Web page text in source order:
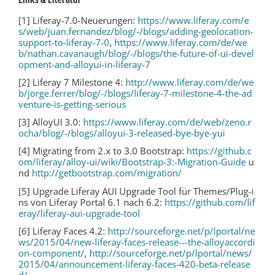
[1] Liferay-7.0-Neuerungen: https://www.liferay.com/e
s/web/juan.fernandez/blog/-/blogs/adding-geolocation-
support-to-liferay-7-0, https://www.liferay.com/de/we
b/nathan.cavanaugh/blog/-/blogs/the-future-of-ui-devel
opment-and-alloyui-in-liferay-7
[2] Liferay 7 Milestone 4: http://www.liferay.com/de/we
b/jorge.ferrer/blog/-/blogs/liferay-7-milestone-4-the-ad
venture-is-getting-serious
[3] AlloyUI 3.0: https://www.liferay.com/de/web/zeno.r
ocha/blog/-/blogs/alloyui-3-released-bye-bye-yui
[4] Migrating from 2.x to 3.0 Bootstrap: https://github.c
om/liferay/alloy-ui/wiki/Bootstrap-3:-Migration-Guide u
nd http://getbootstrap.com/migration/
[5] Upgrade Liferay AUI Upgrade Tool für Themes/Plug-i
ns von Liferay Portal 6.1 nach 6.2: https://github.com/lif
eray/liferay-aui-upgrade-tool
[6] Liferay Faces 4.2: http://sourceforge.net/p/lportal/ne
ws/2015/04/new-liferay-faces-release---the-alloyaccordi
on-component/, http://sourceforge.net/p/lportal/news/
2015/04/announcement-liferay-faces-420-beta-release